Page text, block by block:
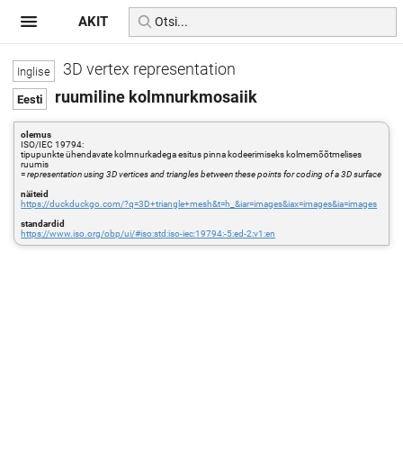
3D vertex representation
ruumiline kolmnurkmosaiik
olemus
ISO/IEC 19794:
tipupunkte ühendavate kolmnurkadega esitus pinna kodeerimiseks kolmemõõtmelises
ruumis
=representation using 3D vertices and triangles between these points for coding of a 3D surface
näiteid
https://duckduckgo.com/?q=3D+triangle+mesh&t=h_&iar=images&iax=images&ia=images
standardid
https://www.iso.org/obp/ui/#iso:std:iso-iec:19794:-5:ed-2:v1:en
AKIT